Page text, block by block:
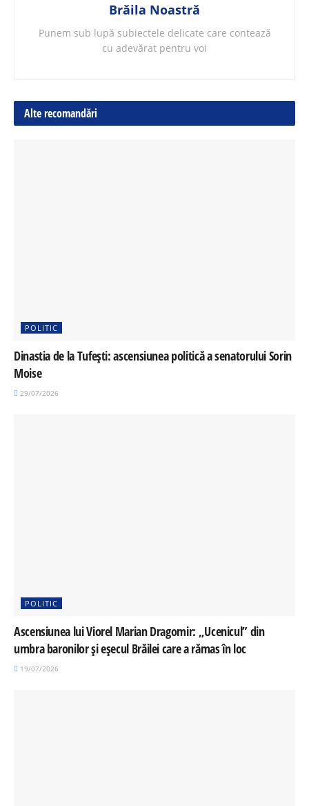
Brăila Noastră
Punem sub lupă subiectele delicate care contează
cu adevărat pentru voi
Alte recomandări
POLITIC
Dinastia de la Tufești: ascensiunea politică a senatorului Sorin
Moise
29/07/2026
POLITIC
Ascensiunea lui Viorel Marian Dragomir: „Ucenicul” din
umbra baronilor și eșecul Brăilei care a rămas în loc
19/07/2026